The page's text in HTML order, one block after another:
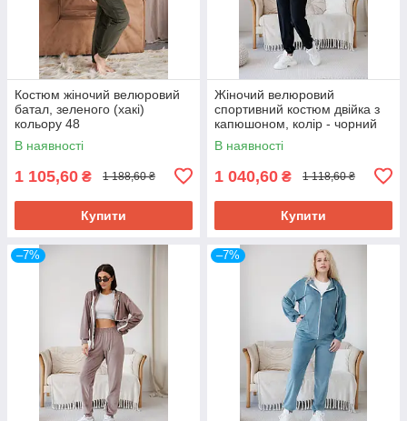
Костюм жіночий велюровий
батал, зеленого (хакі)
кольору 48
В наявності
1 105,60 ₴ 1 188,60 ₴
Купити
Жіночий велюровий
спортивний костюм двійка з
капюшоном, колір - чорний
48
В наявності
1 040,60 ₴ 1 118,60 ₴
Купити
–7% –7%